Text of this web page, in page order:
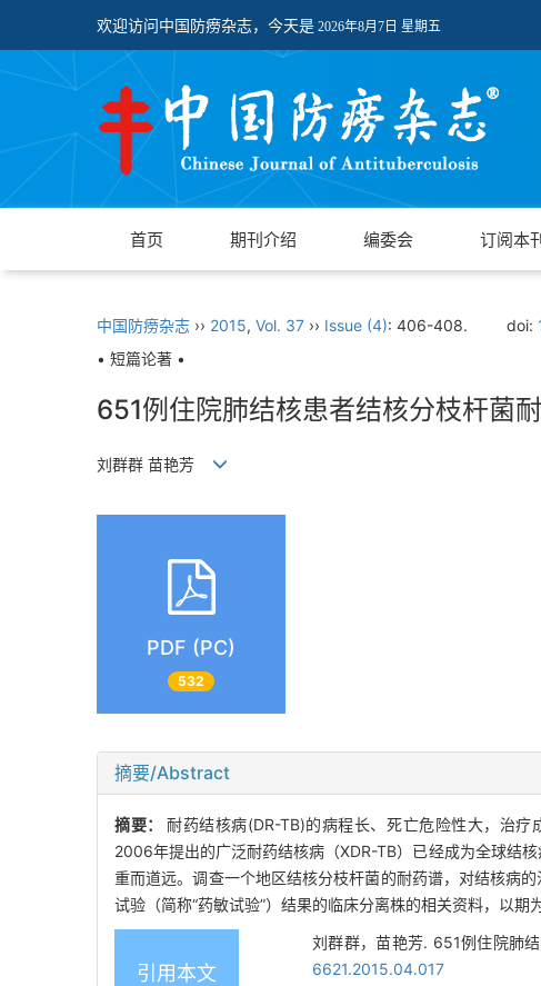
欢迎访问中国防痨杂志，今天是 2026年8月7日 星期五
首页 期刊介绍 编委会 订阅本
中国防痨杂志 ›› 2015, Vol. 37 ›› Issue (4): 406-408. doi:
• 短篇论著 •
651例住院肺结核患者结核分枝杆菌
刘群群 苗艳芳
PDF (PC)
532
摘要/Abstract
摘要：耐药结核病(DR-TB)的病程长、死亡危险性大，治
2006年提出的广泛耐药结核病（XDR-TB）已经成为全球结
重而道远。调查一个地区结核分枝杆菌的耐药谱，对结核病
试验（简称“药敏试验”）结果的临床分离株的相关资料，以期
引用本文
刘群群，苗艳芳. 651例住院肺
6621.2015.04.017